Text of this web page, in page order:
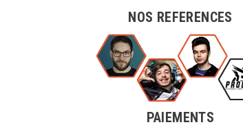
NOS REFERENCES
PAIEMENTS